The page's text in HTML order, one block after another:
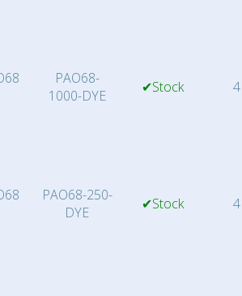
PAO68-
1000-DYE
✔Stock
PAO68-250-
DYE
✔Stock